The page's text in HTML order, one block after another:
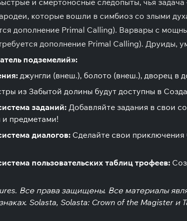
и смертоносные следопыты, чья
которые вошли в симбиоз со злыми
дополнение Primal Calling). Варвары с
дополнение Primal Calling). Друиды,
подземелий»:
джунгли (внеш.), болото (внеш.), дворец в
из Забытой долины будут доступны в
заданий: Добавляйте задания в свои
и предметами!
диалогов: Сделайте свои
пользовательских таблиц трофеев:
Все права защищены. Все материалы
Solasta, Solasta: Crown of the Magister